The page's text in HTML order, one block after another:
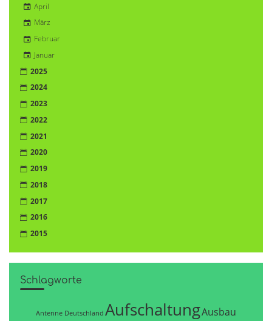
April
März
Februar
Januar
2025
2024
2023
2022
2021
2020
2019
2018
2017
2016
2015
Schlagworte
Antenne Deutschland AufschaltungAusbau